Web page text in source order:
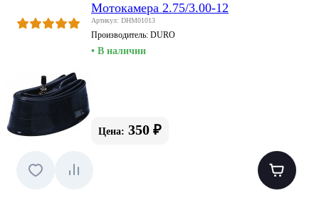
Мотокамера 2.75/3.00-12
Артикул: DHM01013
Производитель: DURO
• В наличии
Цена: 350 ₽